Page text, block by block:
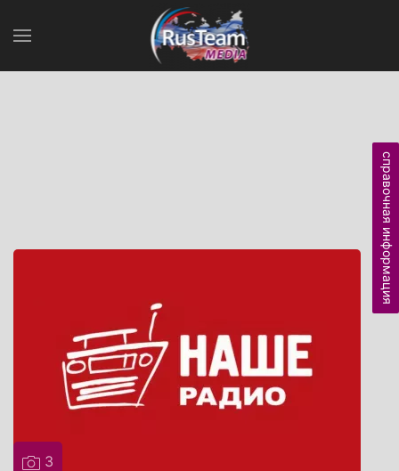
3
справочная информация